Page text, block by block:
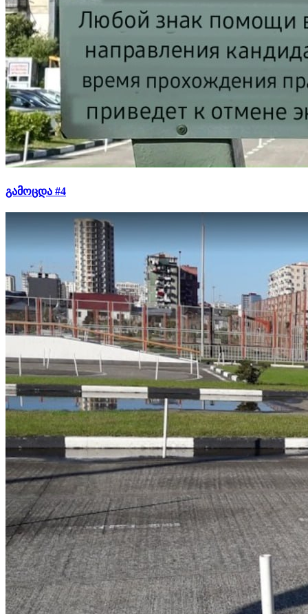
გამოცდა #4